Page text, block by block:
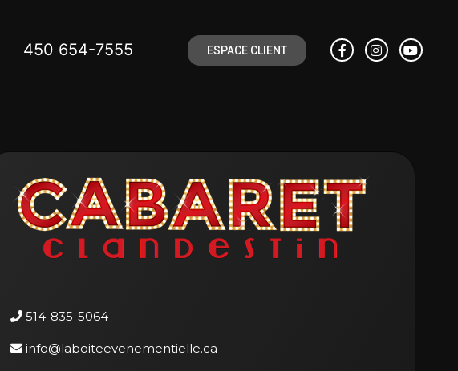
450 654-7555 ESPACE CLIENT
514-835-5064
info@laboiteevenementielle.ca